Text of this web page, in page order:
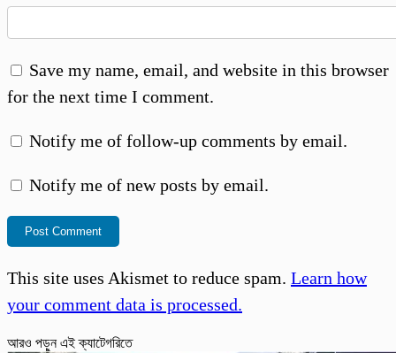
Save my name, email, and website in this browser
for the next time I comment.
Notify me of follow-up comments by email.
Notify me of new posts by email.
This site uses Akismet to reduce spam. Learn how
your comment data is processed.
আরও পড়ুন এই ক্যাটেগরিতে